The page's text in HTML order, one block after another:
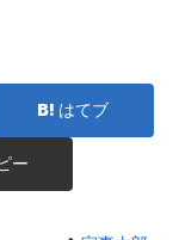
はてブ
ー